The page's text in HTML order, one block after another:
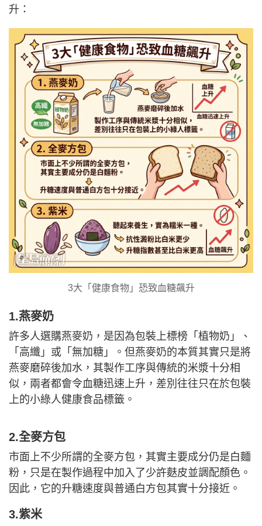
升：
3大「健康食物」恐致血糖飆升
1.燕麥奶
許多人選購燕麥奶，是因為包裝上標榜「植物奶」、
「高纖」或「無加糖」。但燕麥奶的本質其實只是將
燕麥磨碎後加水，其製作工序與傳統的米漿十分相
似，兩者都會令血糖迅速上升，差別往往只在於包裝
上的小綠人健康食品標籤。
2.全麥方包
市面上不少所謂的全麥方包，其實主要成分仍是白麵
粉，只是在製作過程中加入了少許麩皮並調配顏色。
因此，它的升糖速度與普通白方包其實十分接近。
3.紫米